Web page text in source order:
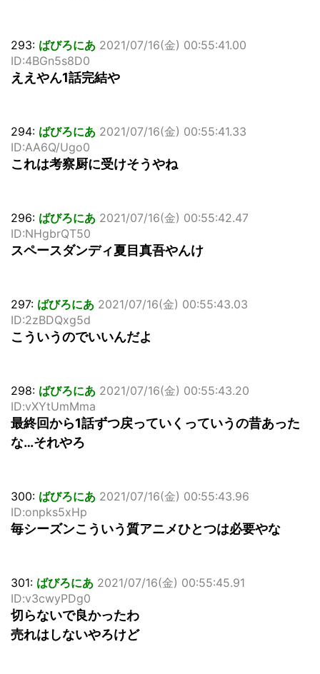
293: ばびろにあ 2021/07/16(金) 00:55:41.00
ID:4BGn5s8D0
ええやん1話完結や
294: ばびろにあ 2021/07/16(金) 00:55:41.33
ID:AA6Q/Ugo0
これは考察厨に受けそうやね
296: ばびろにあ 2021/07/16(金) 00:55:42.47
ID:NHgbrQT50
スペースダンディ夏目真吾やんけ
297: ばびろにあ 2021/07/16(金) 00:55:43.03
ID:2zBDQxg5d
こういうのでいいんだよ
298: ばびろにあ 2021/07/16(金) 00:55:43.20
ID:vXYtUmMma
最終回から1話ずつ戻っていくっていうの昔あった
な…それやろ
300: ばびろにあ 2021/07/16(金) 00:55:43.96
ID:onpks5xHp
毎シーズンこういう質アニメひとつは必要やな
301: ばびろにあ 2021/07/16(金) 00:55:45.91
ID:v3cwyPDg0
切らないで良かったわ
売れはしないやろけど